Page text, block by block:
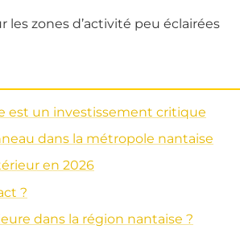
les zones d’activité peu éclairées
est un investissement critique
dans la métropole nantaise
en 2026
?
dans la région nantaise ?